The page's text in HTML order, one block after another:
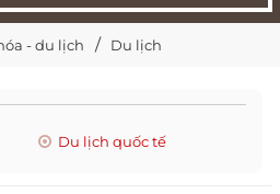
- du lịch Du lịch
Du lịch quốc tế